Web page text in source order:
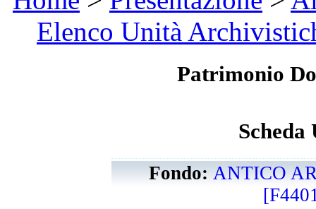
Elenco Unità
Patrimonio
Scheda
Fondo:ANTICO